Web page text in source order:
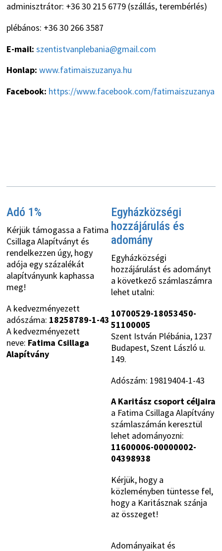
adminisztrátor: +36 30 215 6779 (szállás, terembérlés)
plébános: +36 30 266 3587
E-mail: szentistvanplebania@gmail.com
Honlap: www.fatimaiszuzanya.hu
Facebook: https://www.facebook.com/fatimaiszuzanya
Adó 1%
Kérjük támogassa a Fatima
Csillaga Alapítványt és
rendelkezzen úgy, hogy
adója egy százalékát
alapítványunk kaphassa
meg!
A kedvezményezett
adószáma: 18258789-1-43
A kedvezményezett
neve: Fatima Csillaga
Alapítvány
Egyházközségi
hozzájárulás és
adomány
Egyházközségi
hozzájárulást és adományt
a következő számlaszámra
lehet utalni:
10700529-18053450-
51100005
Szent István Plébánia, 1237
Budapest, Szent László u.
149.
Adószám: 19819404-1-43
A Karitász csoport céljaira
a Fatima Csillaga Alapítvány
számlaszámán keresztül
lehet adományozni:
11600006-00000002-
04398938
Kérjük, hogy a
közleményben tüntesse fel,
hogy a Karitásznak szánja
az összeget!
Adományaikat és